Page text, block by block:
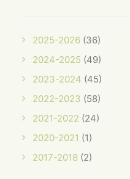
2025-2026 (36)
2024-2025 (49)
2023-2024 (45)
2022-2023 (58)
2021-2022 (24)
2020-2021 (1)
2017-2018 (2)